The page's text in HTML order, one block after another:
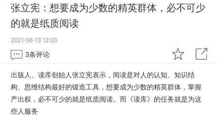
张立宪：想要成为少数的精英群体，必不可少
的就是纸质阅读
2021-06-13 12:00
3条评论
出版人、读库创始人张立宪表示，阅读是对人的认知、知识结
构、思维结构最好的锻造工具，想要成为少数的精英群体，掌握
产出权，必不可少的就是纸质阅读。而《读库》的任务就是为这
些人服务